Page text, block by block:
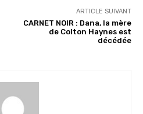
ARTICLE SUIVANT
CARNET NOIR : Dana, la mère
de Colton Haynes est
décédée